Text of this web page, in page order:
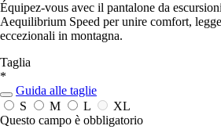
Équipez-vous avec il pantalone da
Aequilibrium Speed per unire comfort,
eccezionali in montagna.
Taglia
*
Guida alle taglie
S
M L
XL
Questo campo è obbligatorio